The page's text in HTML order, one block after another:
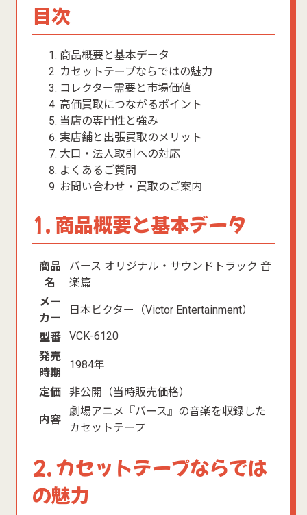
目次
商品概要と基本データ
カセットテープならではの魅力
コレクター需要と市場価値
高価買取につながるポイント
当店の専門性と強み
実店舗と出張買取のメリット
大口・法人取引への対応
よくあるご質問
お問い合わせ・買取のご案内
1. 商品概要と基本データ
商品
名
バース オリジナル・サウンドトラック 音
楽篇
メー
カー
日本ビクター（Victor Entertainment）
型番
VCK-6120
発売
時期
1984年
定価 非公開（当時販売価格）
内容
劇場アニメ『バース』の音楽を収録した
カセットテープ
2. カセットテープならでは
の魅力